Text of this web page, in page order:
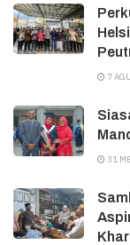
7
31